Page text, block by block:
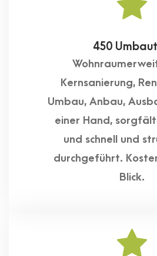
450
Kernsanierung,
Umbau, Anbau,
einer Hand,
und schnell und
durchgeführt.
Blick.